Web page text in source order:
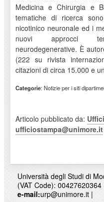
Medicina e Chirurgia e
tematiche di ricerca
nicotinico neuronale ed i
nuovi approcci
neurodegenerative. È
(222 su rivista
citazioni di circa 15.000 e
Categorie: Notizie per i siti
Articolo pubblicato da:
ufficiostampa@unimore.it
Università degli Studi di
(VAT Code): 00427620364
e-mail:urp@unimore.it|